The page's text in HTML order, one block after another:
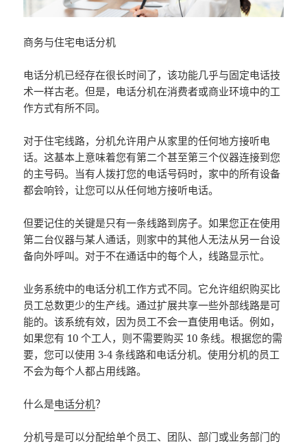
商务与住宅电话分机
电话分机已经存在很长时间了，该功能几乎与固定电话技
术一样古老。但是，电话分机在消费者或商业环境中的工
作方式有所不同。
对于住宅线路，分机允许用户从家里的任何地方接听电
话。这基本上意味着您有第二个甚至第三个仪器连接到您
的主号码。当有人拨打您的电话号码时，家中的所有设备
都会响铃，让您可以从任何地方接听电话。
但要记住的关键是只有一条线路到房子。如果您正在使用
第二台仪器与某人通话，则家中的其他人无法从另一台设
备向外呼叫。对于不在通话中的每个人，线路显示忙。
业务系统中的电话分机工作方式不同。它允许组织购买比
员工总数更少的生产线。通过扩展共享一些外部线路是可
能的。该系统有效，因为员工不会一直使用电话。例如，
如果您有 10 个工人，则不需要购买 10 条线。根据您的需
要，您可以使用 3-4 条线路和电话分机。使用分机的员工
不会为每个人都占用线路。
什么是电话分机？
分机号是可以分配给单个员工、团队、部门或业务部门的